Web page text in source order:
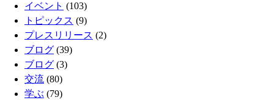
イベント (103)
トピックス (9)
プレスリリース (2)
ブログ (39)
ブログ (3)
交流 (80)
学ぶ (79)